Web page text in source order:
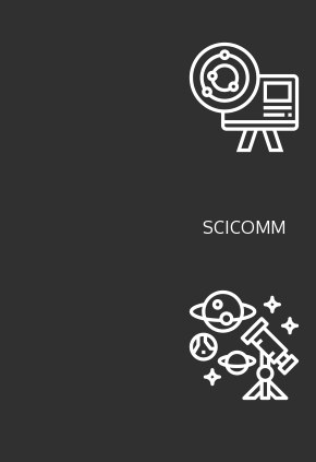
SCICOMM